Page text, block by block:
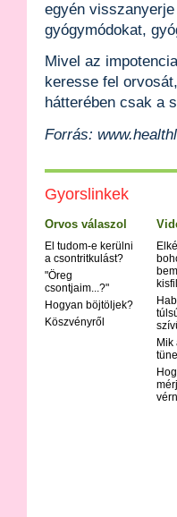
egyén
gyógymódokat,
Mivel az
keresse fel
hátterében csak a
Forrás:
Gyorslinkek
Orvos válaszol
El tudom-e kerülni
a csontritkulást?
"Öreg
csontjaim...?"
Hogyan böjtöljek?
Köszvényről
Mik